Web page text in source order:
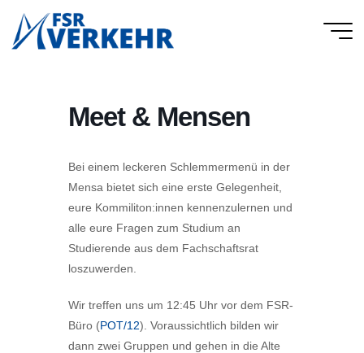
content
Meet & Mensen
Bei einem leckeren Schlemmermenü in der
Mensa bietet sich eine erste Gelegenheit,
eure Kommiliton:innen kennenzulernen und
alle eure Fragen zum Studium an
Studierende aus dem Fachschaftsrat
loszuwerden.
Wir treffen uns um 12:45 Uhr vor dem FSR-
Büro (POT/12). Voraussichtlich bilden wir
dann zwei Gruppen und gehen in die Alte